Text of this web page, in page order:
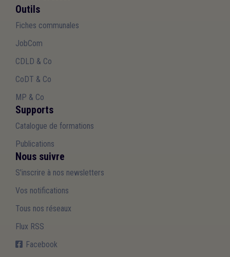
Outils
Fiches communales
JobCom
CDLD & Co
CoDT & Co
MP & Co
Supports
Catalogue de formations
Publications
Nous suivre
S'inscrire à nos newsletters
Vos notifications
Tous nos réseaux
Flux RSS
Facebook